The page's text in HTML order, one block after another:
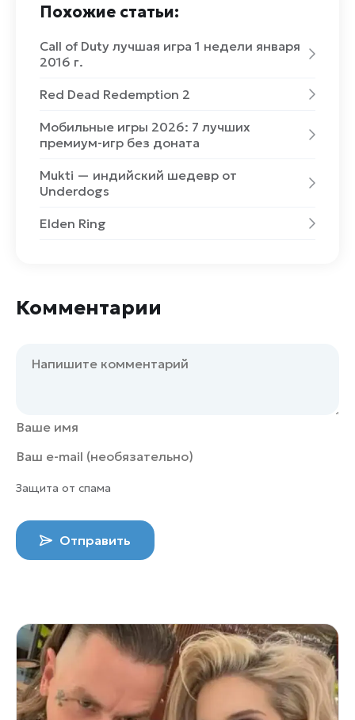
Похожие статьи:
Call of Duty лучшая игра 1 недели января
2016 г.
Red Dead Redemption 2
Мобильные игры 2026: 7 лучших
премиум-игр без доната
Mukti — индийский шедевр от
Underdogs
Elden Ring
Комментарии
Защита от спама
Отправить